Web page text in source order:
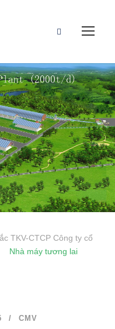
TKV-CTCP Công ty cổ
Nhà máy tương lai
CMV